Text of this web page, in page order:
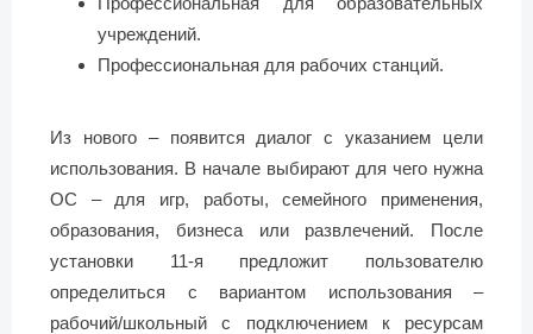
учреждений.
Профессиональная для рабочих станций.
Из нового – появится диалог с указанием цели
использования. В начале выбирают для чего нужна
ОС – для игр, работы, семейного применения,
образования, бизнеса или развлечений. После
установки 11-я предложит пользователю
определиться с вариантом использования –
рабочий/школьный с подключением к ресурсам